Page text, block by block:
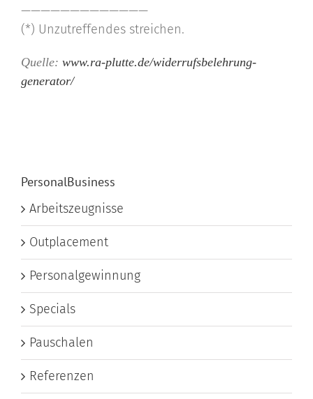
—————————————
(*) Unzutreffendes streichen.
Quelle: www.ra-plutte.de/widerrufsbelehrung-
generator/
PersonalBusiness
Arbeitszeugnisse
Outplacement
Personalgewinnung
Specials
Pauschalen
Referenzen